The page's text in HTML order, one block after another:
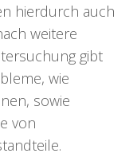
hierdurch auch
weitere
gibt
wie
sowie
von